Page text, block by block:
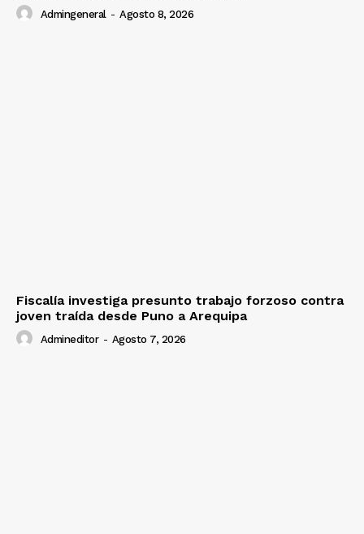
Admingeneral - Agosto 8, 2026
Fiscalía investiga presunto trabajo forzoso contra
joven traída desde Puno a Arequipa
Admineditor - Agosto 7, 2026